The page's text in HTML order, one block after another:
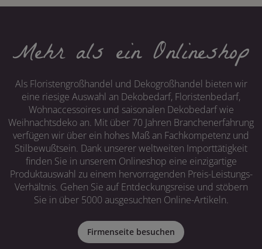
Mehr als ein Onlineshop
Als Floristengroßhandel und Dekogroßhandel bieten wir
eine riesige Auswahl an Dekobedarf, Floristenbedarf,
Wohnaccessoires und saisonalen Dekobedarf wie
Weihnachtsdeko an. Mit über 70 Jahren Branchenerfahrung
verfügen wir über ein hohes Maß an Fachkompetenz und
Stilbewußtsein. Dank unserer weltweiten Importtätigkeit
finden Sie in unserem Onlineshop eine einzigartige
Produktauswahl zu einem hervorragenden Preis-Leistungs-
Verhältnis. Gehen Sie auf Entdeckungsreise und stöbern
Sie in über 5000 ausgesuchten Online-Artikeln.
Firmenseite besuchen